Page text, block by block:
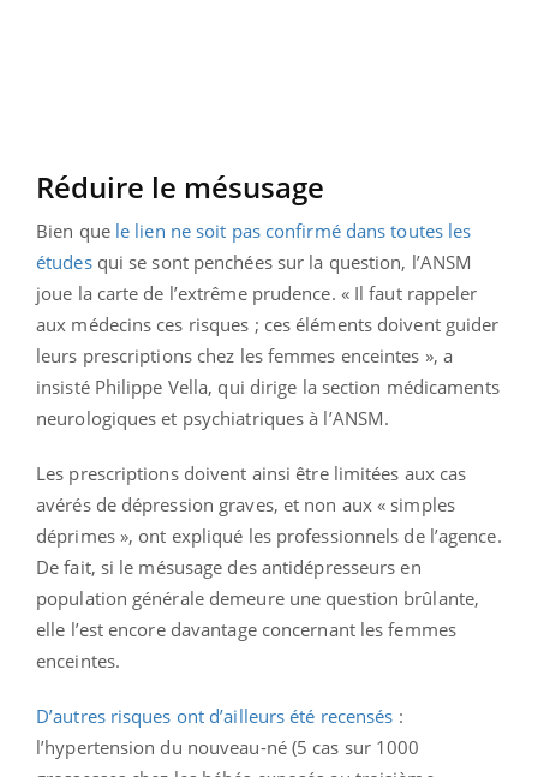
Réduire le mésusage
Bien que le lien ne soit pas confirmé dans toutes les
étudesqui se sont penchées sur la question, l’ANSM
joue la carte de l’extrême prudence. « Il faut rappeler
aux médecins ces risques ; ces éléments doivent guider
leurs prescriptions chez les femmes enceintes », a
insisté Philippe Vella, qui dirige la section médicaments
neurologiques et psychiatriques à l’ANSM.
Les prescriptions doivent ainsi être limitées aux cas
avérés de dépression graves, et non aux « simples
déprimes », ont expliqué les professionnels de l’agence.
De fait, si le mésusage des antidépresseurs en
population générale demeure une question brûlante,
elle l’est encore davantage concernant les femmes
enceintes.
D’autres risques ont d’ailleurs été recensés :
l’hypertension du nouveau-né (5 cas sur 1000